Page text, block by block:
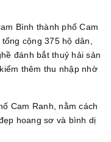
Bình thành phố Cam
cộng 375 hộ dân,
đánh bắt thuỷ hải sản
thêm thu nhập nhờ
Cam Ranh, nằm cách
hoang sơ và bình dị